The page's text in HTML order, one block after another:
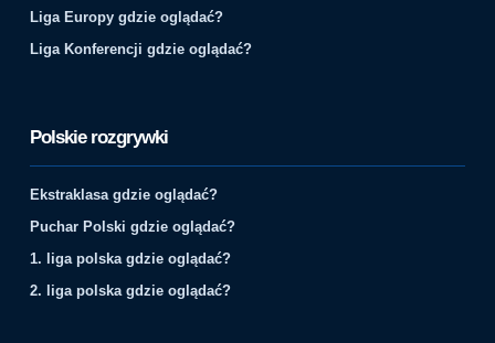
Liga Europy gdzie oglądać?
Liga Konferencji gdzie oglądać?
Polskie rozgrywki
Ekstraklasa gdzie oglądać?
Puchar Polski gdzie oglądać?
1. liga polska gdzie oglądać?
2. liga polska gdzie oglądać?